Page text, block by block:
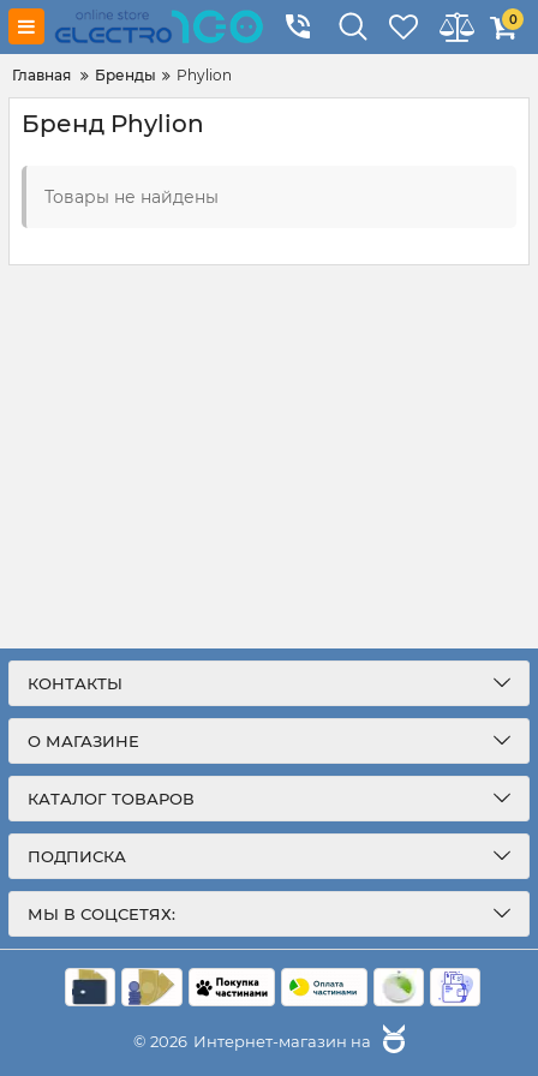
0
Главная Бренды Phylion
Бренд Phylion
Товары не найдены
КОНТАКТЫ
О МАГАЗИНЕ
КАТАЛОГ ТОВАРОВ
ПОДПИСКА
МЫ В СОЦСЕТЯХ:
© 2026 Интернет-магазин на